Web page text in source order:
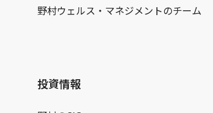
野村ウェルス・マネジメントのチーム
投資情報